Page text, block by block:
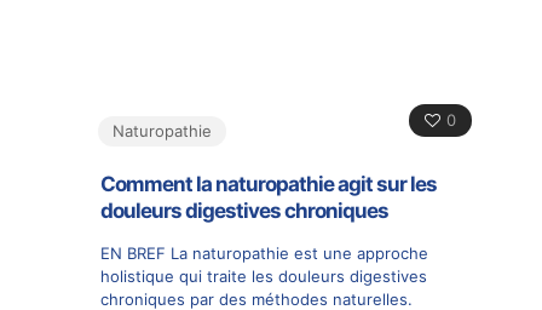
0
Naturopathie
Comment la naturopathie agit sur les
douleurs digestives chroniques
EN BREF La naturopathie est une approche
holistique qui traite les douleurs digestives
chroniques par des méthodes naturelles.